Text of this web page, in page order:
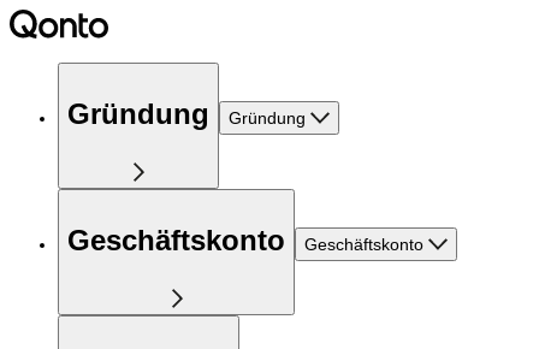
Gründung Gründung
Geschäftskonto Geschäftskonto